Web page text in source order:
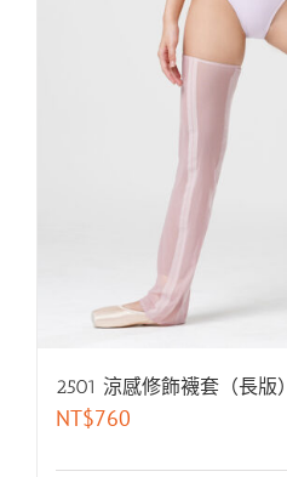
2501 涼感修飾襪套（長版）
NT$760